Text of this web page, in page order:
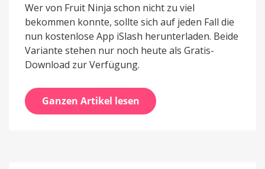
Wer von Fruit Ninja schon nicht zu viel
bekommen konnte, sollte sich auf jeden Fall die
nun kostenlose App iSlash herunterladen. Beide
Variante stehen nur noch heute als Gratis-
Download zur Verfügung.
Ganzen Artikel lesen